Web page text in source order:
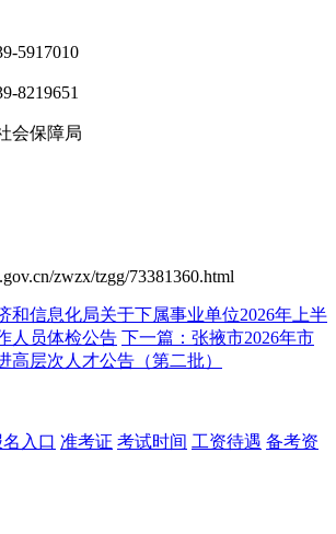
5917010
8219651
会保障局
zwzx/tzgg/73381360.html
和信息化局关于下属事业单位2026年上半
人员体检公告 下一篇：张掖市2026年市
高层次人才公告（第二批）
入口 准考证 考试时间 工资待遇 备考资